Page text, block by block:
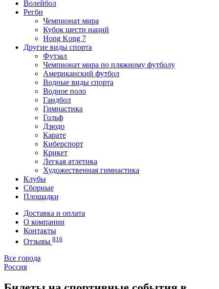
Волейбол
Регби
Чемпионат мира
Кубок шести наций
Hong Kong 7
Другие виды спорта
Футзал
Чемпионат мира по пляжному футболу
Американский футбол
Водные виды спорта
Водное поло
Гандбол
Гимнастика
Гольф
Дзюдо
Карате
Киберспорт
Крикет
Легкая атлетика
Художественная гимнастика
Клубы
Сборные
Площадки
Доставка и оплата
О компании
Контакты
Отзывы 816
Все города
Россия